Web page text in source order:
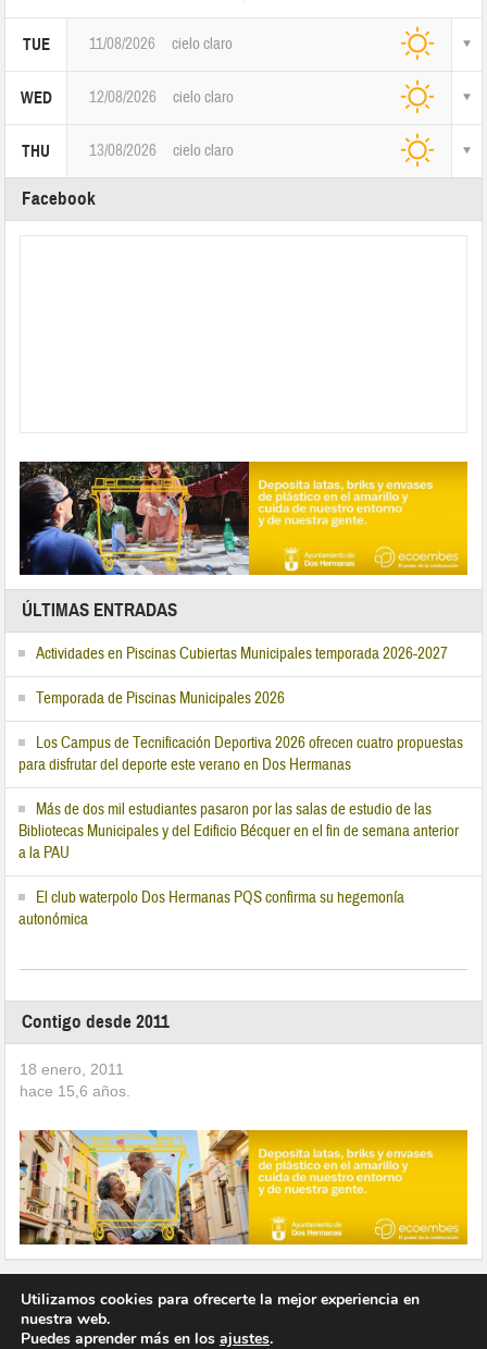
TUE 11/08/2026 cielo claro
WED 12/08/2026 cielo claro
THU 13/08/2026 cielo claro
Facebook
ÚLTIMAS ENTRADAS
Actividades en Piscinas Cubiertas Municipales temporada 2026-2027
Temporada de Piscinas Municipales 2026
Los Campus de Tecnificación Deportiva 2026 ofrecen cuatro propuestas
para disfrutar del deporte este verano en Dos Hermanas
Más de dos mil estudiantes pasaron por las salas de estudio de las
Bibliotecas Municipales y del Edificio Bécquer en el fin de semana anterior
a la PAU
El club waterpolo Dos Hermanas PQS confirma su hegemonía
autonómica
Contigo desde 2011
18 enero, 2011
hace 15,6 años.
Utilizamos cookies para ofrecerte la mejor experiencia en
nuestra web.
Puedes aprender más en los ajustes.